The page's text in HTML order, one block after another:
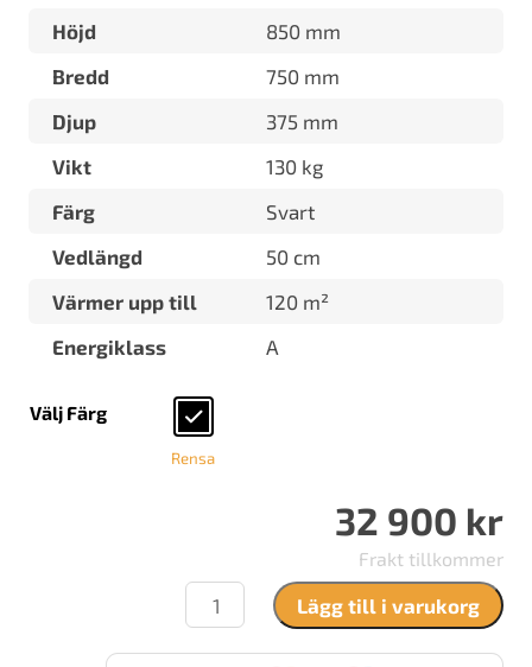
Höjd
850 mm
Bredd
750 mm
Djup
375 mm
Vikt
130 kg
Färg
Svart
Vedlängd
50 cm
Värmer upp till
120 m²
Energiklass
A
Välj Färg
Rensa
32 900 kr
Frakt tillkommer
Contura
Lägg till i varukorg